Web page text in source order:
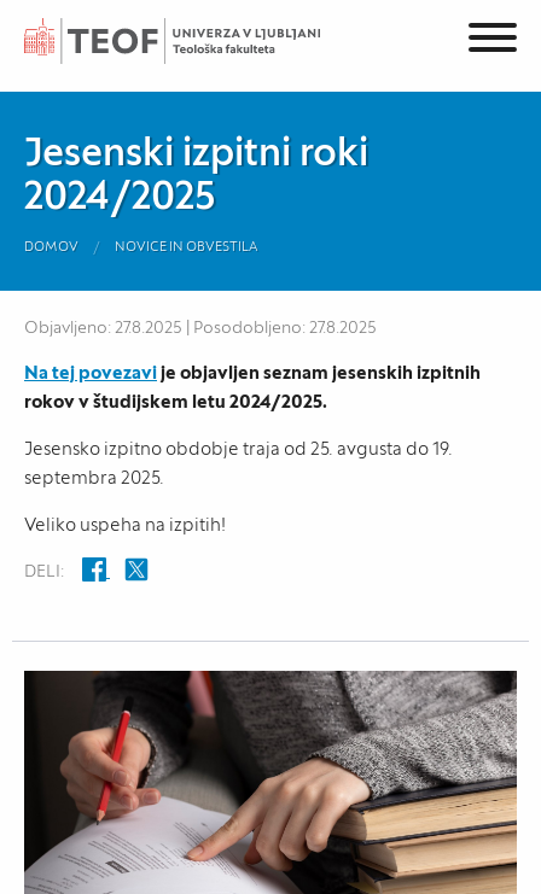
Jesenski izpitni roki
2024/2025
DOMOV NOVICE IN OBVESTILA
Objavljeno: 27.8.2025 | Posodobljeno: 27.8.2025
Na tej povezavije objavljen seznam jesenskih izpitnih
rokov v študijskem letu 2024/2025.
Jesensko izpitno obdobje traja od 25. avgusta do 19.
septembra 2025.
Veliko uspeha na izpitih!
DELI: